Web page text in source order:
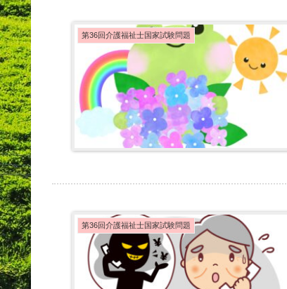
第36回介護福祉士国家試験問題
第36回介護福祉士国家試験問題